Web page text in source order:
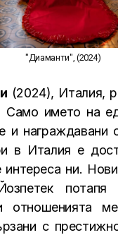
"Диаманти", (2024)
(2024), Италия,
Само името на
и награждавани
в Италия е
интереса ни.
потапя
отношенията
с